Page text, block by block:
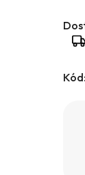
Kód: